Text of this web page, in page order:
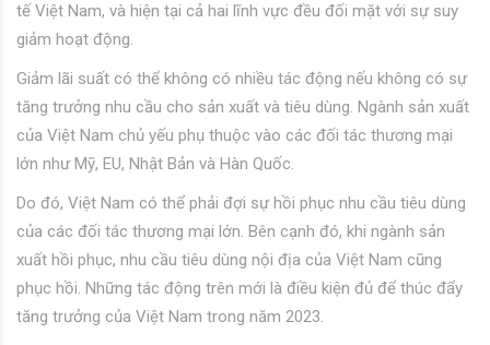
tế Việt Nam, và hiện tại cả hai lĩnh vực đều đối mặt với sự suy
giảm hoạt động.
Giảm lãi suất có thể không có nhiều tác động nếu không có sự
tăng trưởng nhu cầu cho sản xuất và tiêu dùng. Ngành sản xuất
của Việt Nam chủ yếu phụ thuộc vào các đối tác thương mại
lớn như Mỹ, EU, Nhật Bản và Hàn Quốc.
Do đó, Việt Nam có thể phải đợi sự hồi phục nhu cầu tiêu dùng
của các đối tác thương mại lớn. Bên cạnh đó, khi ngành sản
xuất hồi phục, nhu cầu tiêu dùng nội địa của Việt Nam cũng
phục hồi. Những tác động trên mới là điều kiện đủ để thúc đẩy
tăng trưởng của Việt Nam trong năm 2023.